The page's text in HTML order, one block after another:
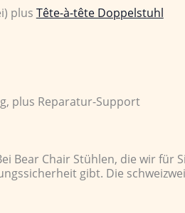
plus Tête-à-tête Doppelstuhl
plus Reparatur-Support
Bear Chair Stühlen, die wir
gibt. Die